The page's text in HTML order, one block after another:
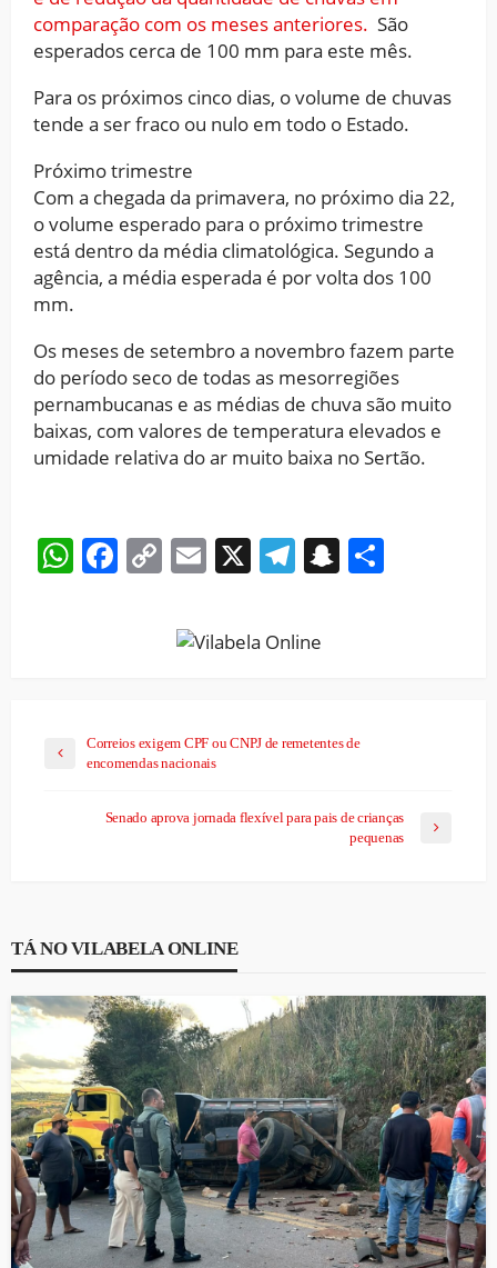
comparação com os meses anteriores. São
esperados cerca de 100 mm para este mês.
Para os próximos cinco dias, o volume de chuvas
tende a ser fraco ou nulo em todo o Estado.
Próximo trimestre
Com a chegada da primavera, no próximo dia 22,
o volume esperado para o próximo trimestre
está dentro da média climatológica. Segundo a
agência, a média esperada é por volta dos 100
mm.
Os meses de setembro a novembro fazem parte
do período seco de todas as mesorregiões
pernambucanas e as médias de chuva são muito
baixas, com valores de temperatura elevados e
umidade relativa do ar muito baixa no Sertão.
WhatsApp
Facebook
CopyEmail
X Telegram
Snapchat
Correios exigem CPF ou CNPJ de remetentes de
encomendas nacionais
Senado aprova jornada flexível para pais de crianças
pequenas
TÁ NO VILABELA ONLINE